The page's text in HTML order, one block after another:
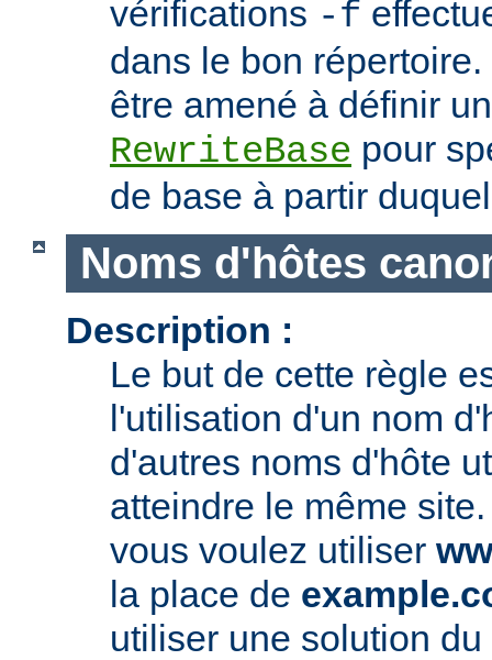
vérifications -f
dans le bon
être amené à définir
RewriteBase pour
de base à partir
Noms d'hôtes
Description :
Le but de cette règle
l'utilisation d'un nom
d'autres noms d'hôte
atteindre le même
vous voulez utiliser
la place de
utiliser une solution du